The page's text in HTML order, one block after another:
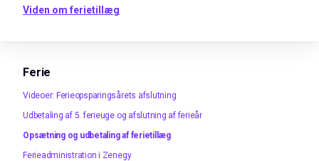
Viden om ferietillæg
Ferie
Videoer: Ferieopsparingsårets afslutning
Udbetaling af 5. ferieuge og afslutning af ferieår
Opsætning og udbetaling af ferietillæg
Ferieadministration i Zenegy